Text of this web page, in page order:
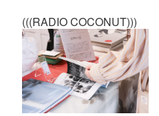
(((RADIO COCONUT)))